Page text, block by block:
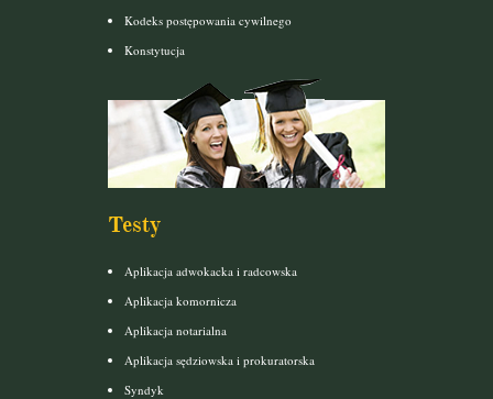
Kodeks postępowania cywilnego
Konstytucja
Testy
Aplikacja adwokacka i radcowska
Aplikacja komornicza
Aplikacja notarialna
Aplikacja sędziowska i prokuratorska
Syndyk